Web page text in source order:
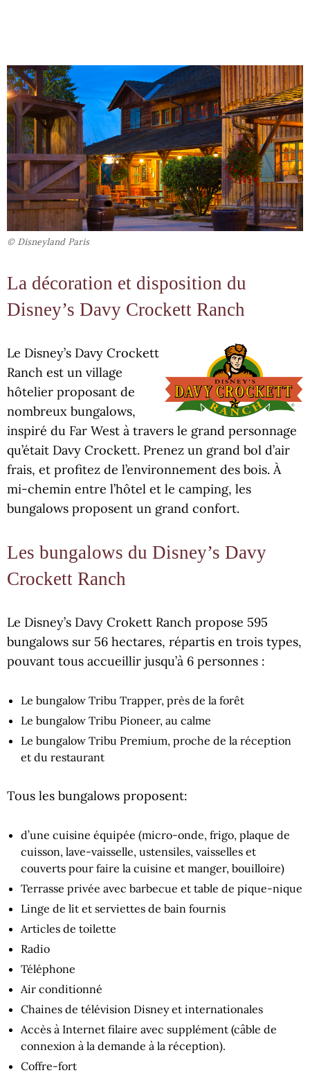
© Disneyland Paris
La décoration et disposition du
Disney’s Davy Crockett Ranch
Le Disney’s Davy Crockett
Ranch est un village
hôtelier proposant de
nombreux bungalows,
inspiré du Far West à travers le grand personnage
qu’était Davy Crockett. Prenez un grand bol d’air
frais, et profitez de l’environnement des bois. À
mi-chemin entre l’hôtel et le camping, les
bungalows proposent un grand confort.
Les bungalows du Disney’s Davy
Crockett Ranch
Le Disney’s Davy Crokett Ranch propose 595
bungalows sur 56 hectares, répartis en trois types,
pouvant tous accueillir jusqu’à 6 personnes :
Le bungalow Tribu Trapper, près de la forêt
Le bungalow Tribu Pioneer, au calme
Le bungalow Tribu Premium, proche de la réception
et du restaurant
Tous les bungalows proposent:
d’une cuisine équipée (micro-onde, frigo, plaque de
cuisson, lave-vaisselle, ustensiles, vaisselles et
couverts pour faire la cuisine et manger, bouilloire)
Terrasse privée avec barbecue et table de pique-nique
Linge de lit et serviettes de bain fournis
Articles de toilette
Radio
Téléphone
Air conditionné
Chaines de télévision Disney et internationales
Accès à Internet filaire avec supplément (câble de
connexion à la demande à la réception).
Coffre-fort